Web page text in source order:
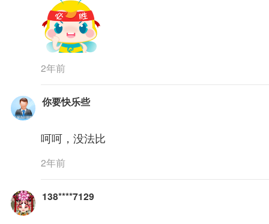
2年前
你要快乐些
呵呵，没法比
2年前
138****7129